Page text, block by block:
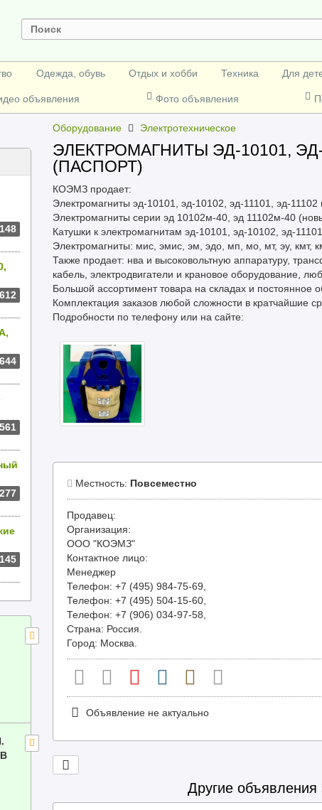
Одежда, обувь Отдых и хобби Техника Для
объявления Фото объявления
Оборудование Электротехническое
ЭЛЕКТРОМАГНИТЫ ЭД-10101, ЭД-
(ПАСПОРТ)
КОЭМЗ продает:
Электромагниты эд-10101, эд-10102, эд-11101, эд-
Электромагниты серии эд 10102м-40, эд 11102м-40
Катушки к электромагнитам эд-10101, эд-10102, эд-
Электромагниты: мис, эмис, эм, эдо, мп, мо, мт, эу, кмт,
Также продает: нва и высоковольтную аппаратуру,
кабель, электродвигатели и крановое оборудование,
Большой ассортимент товара на складах и постоянное
Комплектация заказов любой сложности в кратчайшие
Подробности по телефону или на сайте:
Местность: Повсеместно
Продавец:
Организация:
ООО "КОЭМЗ"
Контактное лицо:
Менеджер
Телефон: +7 (495) 984-75-69,
Телефон: +7 (495) 504-15-60,
Телефон: +7 (906) 034-97-58,
Страна: Россия.
Город: Москва.
Объявление не актуально
Другие объявления
148
612
644
561
277
145